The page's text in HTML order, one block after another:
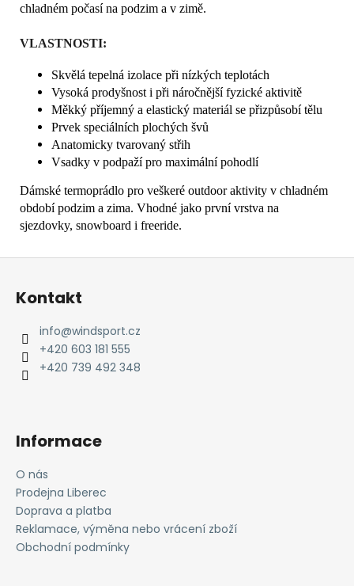
chladném počasí na podzim a v zimě.
VLASTNOSTI:
Skvělá tepelná izolace při nízkých teplotách
Vysoká prodyšnost i při náročnější fyzické aktivitě
Měkký příjemný a elastický materiál se přizpůsobí tělu
Prvek speciálních plochých švů
Anatomicky tvarovaný střih
Vsadky v podpaží pro maximální pohodlí
Dámské termoprádlo pro veškeré outdoor aktivity v chladném
období podzim a zima. Vhodné jako první vrstva na
sjezdovky, snowboard i freeride.
Z
Kontakt
info@windsport.cz
+420 603 181 555
+420 739 492 348
Informace
O nás
Prodejna Liberec
Doprava a platba
Reklamace, výměna nebo vrácení zboží
Obchodní podmínky